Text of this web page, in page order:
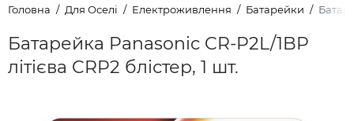
Головна Для Оселі Електроживлення Батарейки
Батарейка Panasonic CR-P2L/1BP
літієва CRP2 блістер, 1 шт.